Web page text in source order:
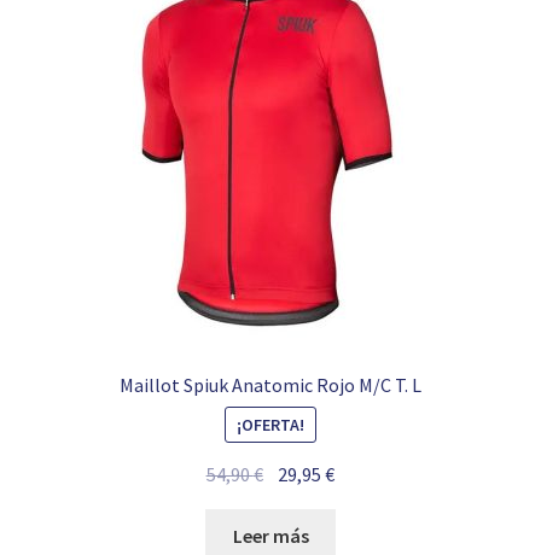
Maillot Spiuk Anatomic Rojo M/C T. L
¡OFERTA!
54,90€ El
original
29,95€El
Leer más